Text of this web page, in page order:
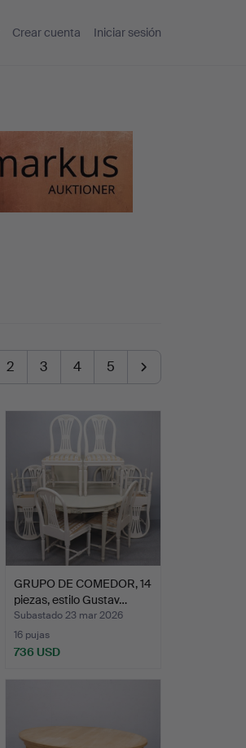
Crear cuenta Iniciar sesión
2 3 4 5
GRUPO DE COMEDOR, 14
piezas, estilo Gustav…
Subastado 23 mar 2026
16 pujas
736 USD